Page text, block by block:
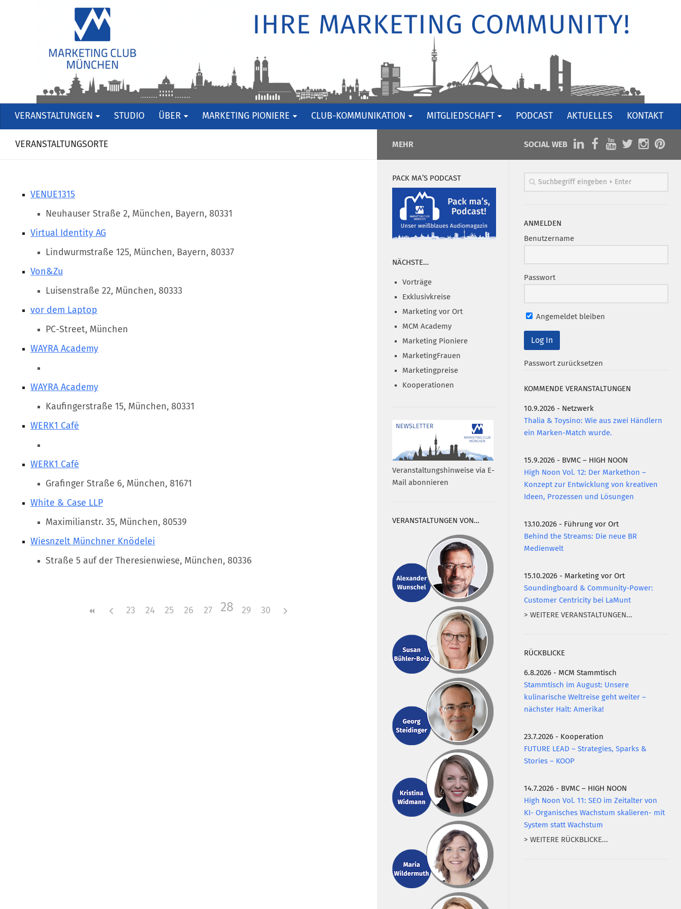
VERANSTALTUNGEN STUDIO ÜBER MARKETING PIONIERE CLUB-KOMMUNIKATION MITGLIEDSCHAFT PODCAST AKTUELLES KONTAKT
VERANSTALTUNGSORTE
VENUE1315
Neuhauser Straße 2, München, Bayern, 80331
Virtual Identity AG
Lindwurmstraße 125, München, Bayern, 80337
Von&Zu
Luisenstraße 22, München, 80333
vor dem Laptop
PC-Street, München
WAYRA Academy
WAYRA Academy
Kaufingerstraße 15, München, 80331
WERK1 Café
WERK1 Café
Grafinger Straße 6, München, 81671
White & Case LLP
Maximilianstr. 35, München, 80539
Wiesnzelt Münchner Knödelei
Straße 5 auf der Theresienwiese, München, 80336
23 24 25 26 27 28 29 30
SOCIAL WEB
ANMELDEN
Benutzername
Passwort
Angemeldet bleiben
Passwort zurücksetzen
KOMMENDE VERANSTALTUNGEN
10.9.2026 - Netzwerk
Thalia & Toysino: Wie aus zwei Händlern
ein Marken-Match wurde.
15.9.2026 - BVMC – HIGH NOON
High Noon Vol. 12: Der Markethon –
Konzept zur Entwicklung von kreativen
Ideen, Prozessen und Lösungen
13.10.2026 - Führung vor Ort
Behind the Streams: Die neue BR
Medienwelt
15.10.2026 - Marketing vor Ort
Soundingboard & Community-Power:
Customer Centricity bei LaMunt
> WEITERE VERANSTALTUNGEN...
RÜCKBLICKE
6.8.2026 - MCM Stammtisch
Stammtisch im August: Unsere
kulinarische Weltreise geht weiter –
nächster Halt: Amerika!
23.7.2026 - Kooperation
FUTURE LEAD – Strategies, Sparks &
Stories – KOOP
14.7.2026 - BVMC – HIGH NOON
High Noon Vol. 11: SEO im Zeitalter von
KI- Organisches Wachstum skalieren- mit
System statt Wachstum
> WEITERE RÜCKBLICKE...
MEHR
PACK MA’S PODCAST
NÄCHSTE…
Vorträge
Exklusivkreise
Marketing vor Ort
MCM Academy
Marketing Pioniere
MarketingFrauen
Marketingpreise
Kooperationen
Veranstaltungshinweise via E-
Mail abonnieren
VERANSTALTUNGEN VON…